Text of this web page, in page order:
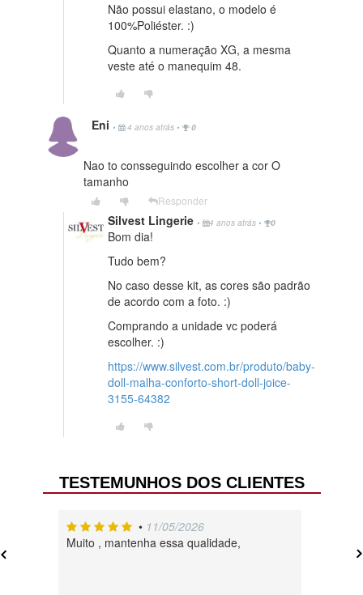
Não possui elastano, o modelo é
100%Poliéster. :)
Quanto a numeração XG, a mesma
veste até o manequim 48.
Eni • 4 anos atrás • 0
Nao to consseguindo escolher a cor O
tamanho
Responder
Silvest Lingerie • 4 anos atrás • 0
Bom dia!
Tudo bem?
No caso desse kit, as cores são padrão
de acordo com a foto. :)
Comprando a unidade vc poderá
escolher. :)
https://www.silvest.com.br/produto/baby-
doll-malha-conforto-short-doll-joice-
3155-64382
TESTEMUNHOS DOS CLIENTES
• 11/05/2026
Muito , mantenha essa qualidade,